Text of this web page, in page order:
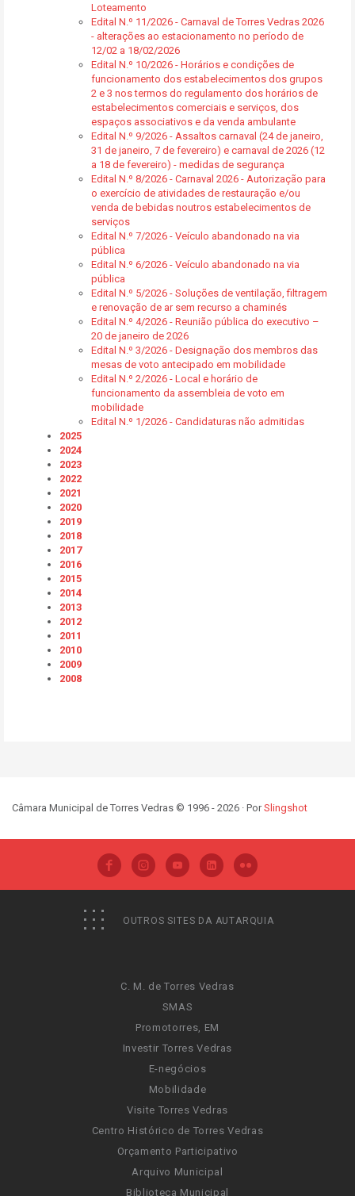
Loteamento
Edital N.º 11/2026 - Carnaval de Torres Vedras 2026
- alterações ao estacionamento no período de
12/02 a 18/02/2026
Edital N.º 10/2026 - Horários e condições de
funcionamento dos estabelecimentos dos grupos
2 e 3 nos termos do regulamento dos horários de
estabelecimentos comerciais e serviços, dos
espaços associativos e da venda ambulante
Edital N.º 9/2026 - Assaltos carnaval (24 de janeiro,
31 de janeiro, 7 de fevereiro) e carnaval de 2026 (12
a 18 de fevereiro) - medidas de segurança
Edital N.º 8/2026 - Carnaval 2026 - Autorização para
o exercício de atividades de restauração e/ou
venda de bebidas noutros estabelecimentos de
serviços
Edital N.º 7/2026 - Veículo abandonado na via
pública
Edital N.º 6/2026 - Veículo abandonado na via
pública
Edital N.º 5/2026 - Soluções de ventilação, filtragem
e renovação de ar sem recurso a chaminés
Edital N.º 4/2026 - Reunião pública do executivo –
20 de janeiro de 2026
Edital N.º 3/2026 - Designação dos membros das
mesas de voto antecipado em mobilidade
Edital N.º 2/2026 - Local e horário de
funcionamento da assembleia de voto em
mobilidade
Edital N.º 1/2026 - Candidaturas não admitidas
2025
2024
2023
2022
2021
2020
2019
2018
2017
2016
2015
2014
2013
2012
2011
2010
2009
2008
Câmara Municipal de Torres Vedras © 1996 - 2026 · PorSlingshot
OUTROS SITES DA AUTARQUIA
C. M. de Torres Vedras
SMAS
Promotorres, EM
Investir Torres Vedras
E-negócios
Mobilidade
Visite Torres Vedras
Centro Histórico de Torres Vedras
Orçamento Participativo
Arquivo Municipal
Biblioteca Municipal